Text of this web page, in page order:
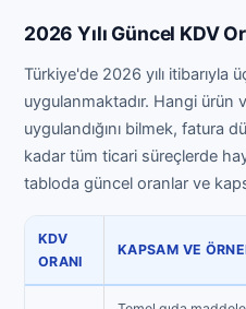
2026 Yılı Güncel KDV
Türkiye'de 2026 yılı itibarıyla
uygulanmaktadır. Hangi ürün
uygulandığını bilmek, fatura
kadar tüm ticari süreçlerde
tabloda güncel oranlar ve
KDV
ORANI
KAPSAM VE